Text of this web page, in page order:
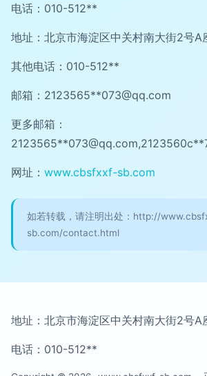
电话：010-512**
地址：北京市海淀区中关村南大街2号A
其他电话：010-512**
邮箱：2123565**073@qq.com
更多邮箱：
2123565**073@qq.com,2123560c**
网址： www.cbsfxxf-sb.com
如若转载，请注明出处：http://
sb.com/contact.html
地址：北京市海淀区中关村南大街2号A
电话：010-512**